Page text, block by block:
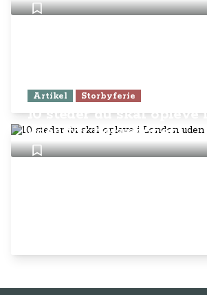
Artikel Storbyferie
10 steder du skal opleve
uden for højsæsonen